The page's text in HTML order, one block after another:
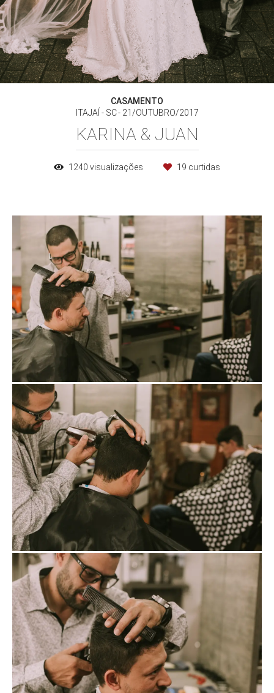
CASAMENTO
ITAJAÍ - SC
21/OUTUBRO/2017
KARINA & JUAN
1240 visualizações 19 curtidas